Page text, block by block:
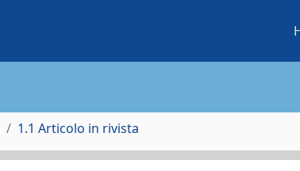
1.1 Articolo in rivista